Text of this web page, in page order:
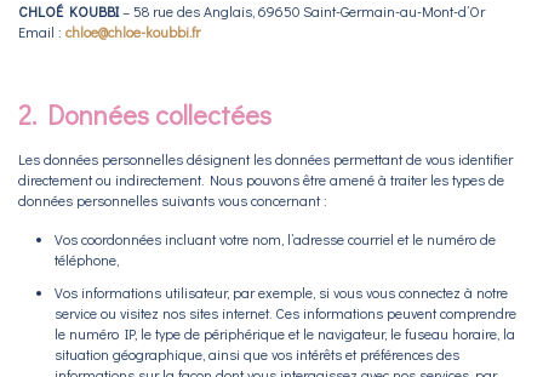
CHLOÉ KOUBBI– 58 rue des Anglais, 69650 Saint-Germain-au-Mont-d’Or
Email : chloe@chloe-koubbi.fr
2. Données collectées
Les données personnelles désignent les données permettant de vous identifier
directement ou indirectement. Nous pouvons être amené à traiter les types de
données personnelles suivants vous concernant :
Vos coordonnées incluant votre nom, l’adresse courriel et le numéro de
téléphone,
Vos informations utilisateur, par exemple, si vous vous connectez à notre
service ou visitez nos sites internet. Ces informations peuvent comprendre
le numéro IP, le type de périphérique et le navigateur, le fuseau horaire, la
situation géographique, ainsi que vos intérêts et préférences des